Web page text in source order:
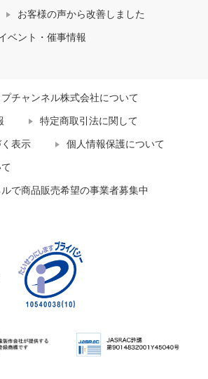
お客様の声から改善しました
ベント・催事情報
チャンネル株式会社について
特定商取引法に関して
表示 個人情報保護について
で商品販売希望の事業者募集中